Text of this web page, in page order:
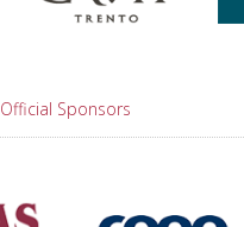
Official Sponsors